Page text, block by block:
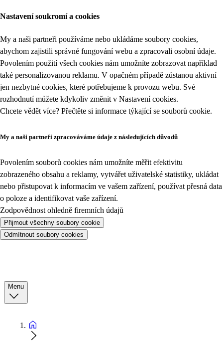
Nastavení soukromí a cookies
My a naši partneři používáme nebo ukládáme soubory cookies,
abychom zajistili správné fungování webu a zpracovali osobní údaje.
Povolením použití všech cookies nám umožníte zobrazovat například
také personalizovanou reklamu. V opačném případě zůstanou aktivní
jen nezbytné cookies, které potřebujeme k provozu webu. Své
rozhodnutí můžete kdykoliv změnit v Nastavení cookies.
Chcete vědět více? Přečtěte si informace týkající se souborů cookie.
My a naši partneři zpracováváme údaje z následujících důvodů
Povolením souborů cookies nám umožníte měřit efektivitu
zobrazeného obsahu a reklamy, vytvářet uživatelské statistiky, ukládat
nebo přistupovat k informacím ve vašem zařízení, používat přesná data
o poloze a identifikovat vaše zařízení.
Zodpovědnost ohledně firemních údajů
Přijmout všechny soubory cookie
Odmítnout soubory cookies
Menu